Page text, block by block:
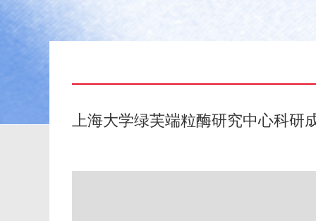
上海大学绿芙端粒酶研究中心科研